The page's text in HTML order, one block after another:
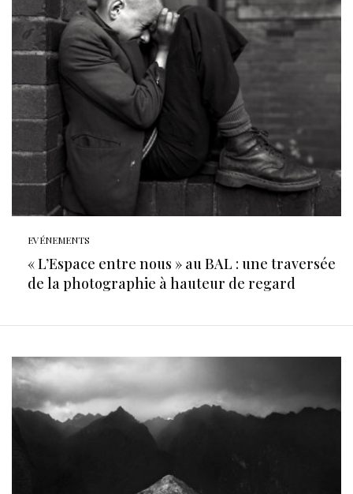
EVÉNEMENTS
« L’Espace entre nous » au BAL : une traversée
de la photographie à hauteur de regard